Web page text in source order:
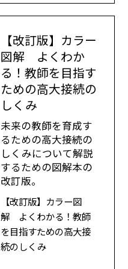
【改訂版】カラー
図解 よくわか
る！教師を目指す
ための高大接続の
しくみ
未来の教師を育成す
るための高大接続の
しくみについて解説
するための図解本の
改訂版。
【改訂版】カラー図
解 よくわかる！教師
を目指すための高大接
続のしくみ